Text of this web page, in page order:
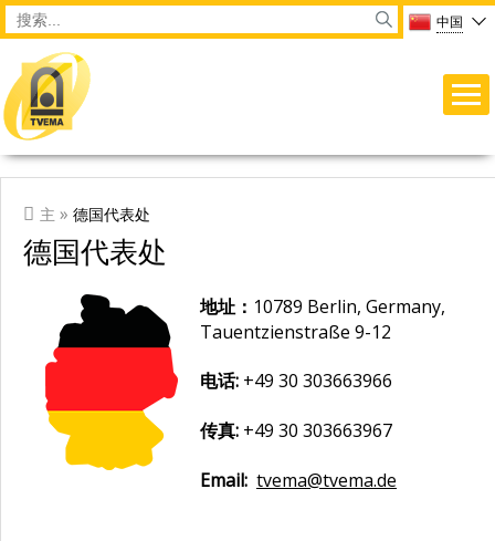
Перейти к основному содержанию
中国
Форма поиска
Main menu
ВЫ ЗДЕСЬ
主 » 德国代表处
德国代表处
地址： 10789 Berlin, Germany,
Tauentzienstraße 9-12
电话: +49 30 303663966
传真: +49 30 303663967
Email: tvema@tvema.de